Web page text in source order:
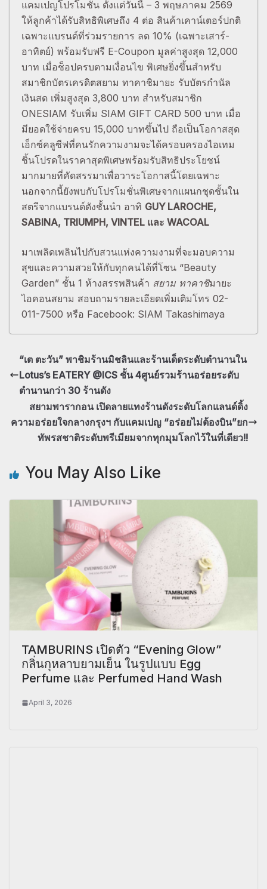
แคมเปญโปรโมชั่น ตั้งแต่วันนี้ – 3 พฤษภาคม 2569
ให้ลูกค้าได้รับสิทธิพิเศษถึง 4 ต่อ สินค้าเคาน์เตอร์ปกติ
เฉพาะแบรนด์ที่ร่วมรายการ ลด 10% (เฉพาะเสาร์-
อาทิตย์) พร้อมรับฟรี E-Coupon มูลค่าสูงสุด 12,000
บาท เมื่อช็อปครบตามเงื่อนไข พิเศษยิ่งขึ้นสำหรับ
สมาชิกบัตรเครดิตสยาม ทาคาชิมายะ รับบัตรกำนัล
เงินสด เพิ่มสูงสุด 3,800 บาท สำหรับสมาชิก
ONESIAM รับเพิ่ม SIAM GIFT CARD 500 บาท เมื่อ
มียอดใช้จ่ายครบ 15,000 บาทขึ้นไป ถือเป็นโอกาสสุด
เอ็กซ์คลูซีฟที่คนรักความงามจะได้ครอบครองไอเทม
ชิ้นโปรดในราคาสุดพิเศษพร้อมรับสิทธิประโยชน์
มากมายที่คัดสรรมาเพื่อวาระโอกาสนี้โดยเฉพาะ
นอกจากนี้ยังพบกับโปรโมชั่นพิเศษจากแผนกชุดชั้นใน
สตรีจากแบรนด์ดังชั้นนำ อาทิ GUY LAROCHE,
SABINA, TRIUMPH, VINTEL และ WACOAL
มาเพลิดเพลินไปกับสวนแห่งความงามที่จะมอบความ
สุขและความสวยให้กับทุกคนได้ที่โซน “Beauty
Garden” ชั้น 1 ห้างสรรพสินค้า สยาม ทาคาชิมายะ
ไอคอนสยาม สอบถามรายละเอียดเพิ่มเติมโทร 02-
011-7500 หรือ Facebook: SIAM Takashimaya
“เต ตะวัน” พาชิมร้านมิชลินและร้านเด็ดระดับตำนานใน
Lotus’s EATERY @ICS ชั้น 4ศูนย์รวมร้านอร่อยระดับ
ตำนานกว่า 30 ร้านดัง
สยามพารากอน เปิดลายแทงร้านดังระดับโลกแลนด์ดิ้ง
ความอร่อยใจกลางกรุงฯ กับแคมเปญ “อร่อยไม่ต้องบิน”ยก
ทัพรสชาติระดับพรีเมียมจากทุกมุมโลกไว้ในที่เดียว!!
You May Also Like
TAMBURINS เปิดตัว “Evening Glow”
กลิ่นกุหลาบยามเย็น ในรูปแบบ Egg
Perfume และ Perfumed Hand Wash
April 3, 2026